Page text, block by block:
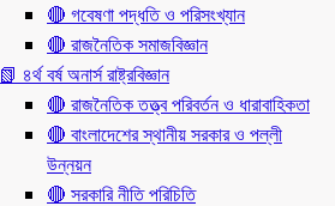
🔴 গবেষণা পদ্ধতি ও পরিসংখ্যান
🔴 রাজনৈতিক সমাজবিজ্ঞান
📗 ৪র্থ বর্ষ অনার্স রাষ্ট্রবিজ্ঞান
🔴 রাজনৈতিক তত্ত্ব পরিবর্তন ও ধারাবাহিকতা
🔴 বাংলাদেশের স্থানীয় সরকার ও পল্লী
উন্নয়ন
🔴 সরকারি নীতি পরিচিতি